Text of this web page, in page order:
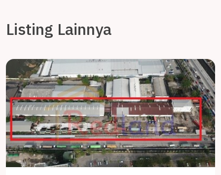
Listing Lainnya